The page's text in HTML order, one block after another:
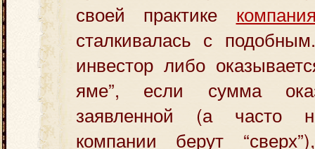
своей практике
сталкивалась с
инвестор либо
яме”, если сумма
заявленной (а часто
компании берут